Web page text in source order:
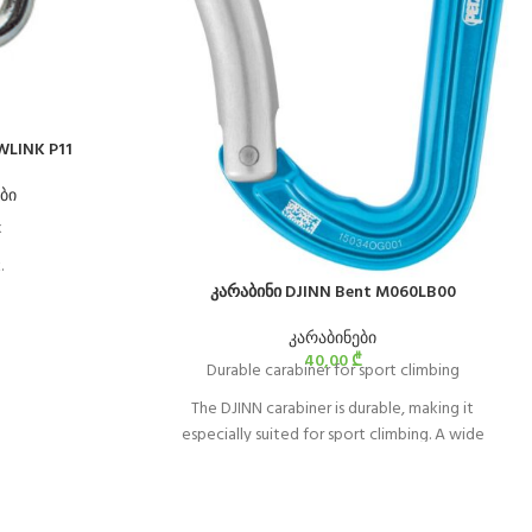
P11
კარაბინი DJINN Bent M060LB00
კარაბინები
40,00₾
Durable carabiner for sport climbing
The DJINN carabiner is durable, making it
especially suited for sport climbing. A wide